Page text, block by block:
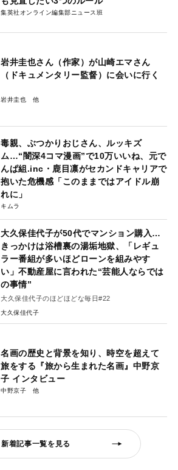
集英社オンライン編集部ニュース班
岩井圭也さん（作家）が山崎エマさん
（ドキュメンタリー監督）に会いに行く
岩井圭也
毒親、ぶつかりおじさん、ルッキズ
ム…“闇深4コマ漫画”で10万いいね、元で
んぱ組.inc・鹿目凛がセカンドキャリアで
抱いた危機感「このままではアイドル崩
れに」
キムラ
大久保佳代子が50代でマンション購入…
きっかけは浴槽裏の湯垢地獄、「レギュ
ラー番組が多いほどローンを組みやす
い」不動産屋に言われた“芸能人ならでは
の事情”
大久保佳代子のほどほどな毎日#22
大久保佳代子
名画の歴史と背景を知り、時空を超えて
旅をする『旅から生まれた名画』中野京
子 インタビュー
中野京子
新着記事一覧を見る